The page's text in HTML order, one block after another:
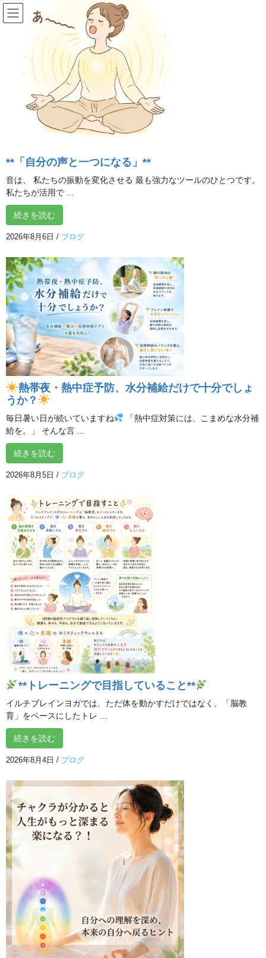
コ
ン
ナ
ビ
ブログ
ブログ 認知症予防エクササイズ！
2024年3月26日 / 最終更新日時 : 2024年3月26日
認知症予防エクササイズ！
前回、認知症予防には「日頃からどれだけ脳を使っているか」が
カギ！
とお伝えしましたが、
脳を使って、いつまでも若々しく！
ぜひ、やってみてくださいね！
イルチブレインヨガでは、
普段、動かさない筋肉を動かすことにより、普段、使わない脳を
使うことができるトレーニングを行います。
この三つすべてに働きかけて活性化できるのは、イルチブレイン
ヨガの特長です！
ぜひ、一度トレーニングの体験にいらしてくださいね！
ご予約はこちらから↓
問合せ電話：04－2936－9730
LINEからの申込みはこちら⇒https://lin.ee/kW5N24H
@ilchibrainyoga
カテゴリー ブログ
2024年3月19日
次の記事
より良い睡眠に！つま先たたき
オンライン体験クラス
**「自分の声と一つになる」**
音は、 私たちの振動を変化させる 最も強力なツールのひとつです。
私たちが活用で ...
続きを読む
2026年8月6日 / ブログ
熱帯夜・熱中症予防、水分補給だけで十分でしょ
うか？
毎日暑い日が続いていますね
「熱中症対策には、こまめな水分補
給を。」 そんな言 ...
続きを読む
2026年8月5日 / ブログ
**トレーニングで目指していること**
イルチブレインヨガでは、ただ体を動かすだけではなく、「脳教
育」をベースにしたトレ ...
続きを読む
2026年8月4日 / ブログ